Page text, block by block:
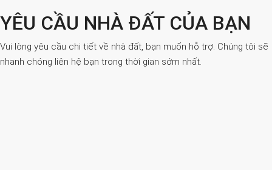
YÊU CẦU NHÀ ĐẤT CỦA BẠN
Vui lòng yêu cầu chi tiết về nhà đất, bạn muốn hỗ trợ. Chúng tôi sẽ
nhanh chóng liên hệ bạn trong thời gian sớm nhất.